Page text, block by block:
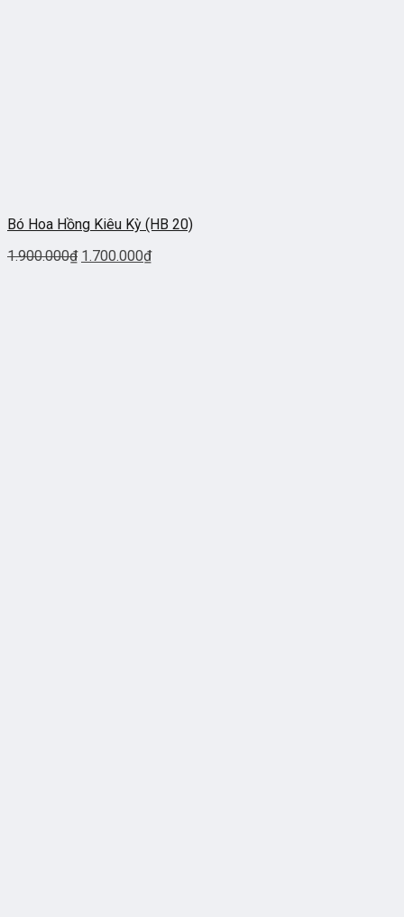
Bó Hoa Hồng Kiêu Kỳ (HB 20)
1.900.000₫ 1.700.000₫